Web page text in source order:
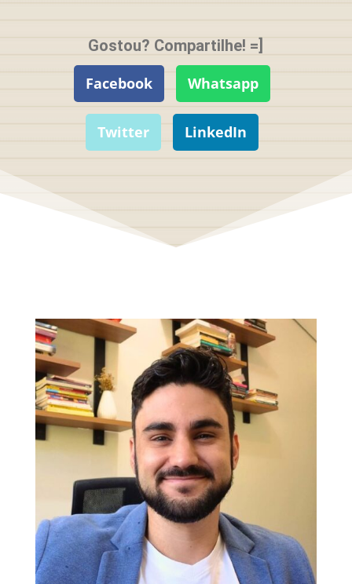
Gostou? Compartilhe! =]
Facebook
Whatsapp
Twitter LinkedIn